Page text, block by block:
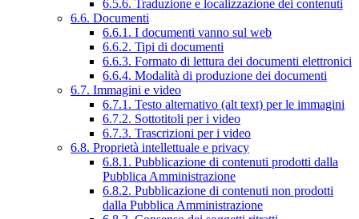
6.5.6. Traduzione e localizzazione dei contenuti
6.6. Documenti
6.6.1. I documenti vanno sul web
6.6.2. Tipi di documenti
6.6.3. Formato di lettura dei documenti elettronici
6.6.4. Modalità di produzione dei documenti
6.7. Immagini e video
6.7.1. Testo alternativo (alt text) per le immagini
6.7.2. Sottotitoli per i video
6.7.3. Trascrizioni per i video
6.8. Proprietà intellettuale e privacy
6.8.1. Pubblicazione di contenuti prodotti dalla
Pubblica Amministrazione
6.8.2. Pubblicazione di contenuti non prodotti
dalla Pubblica Amministrazione